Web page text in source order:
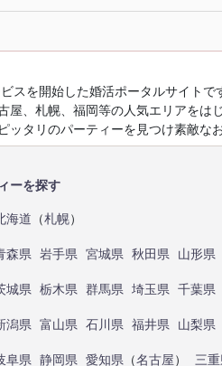
スを開始した婚活ポータルサイト
屋、札幌、福岡等の人気エリアを
ッタリのパーティーを見つけ素敵な
ーを探す
海道 （札幌）
森県 岩手県 宮城県 秋田県 山形県
城県 栃木県 群馬県 埼玉県 千葉県
潟県 富山県 石川県 福井県 山梨県
阜県 静岡県 愛知県 （名古屋） 三